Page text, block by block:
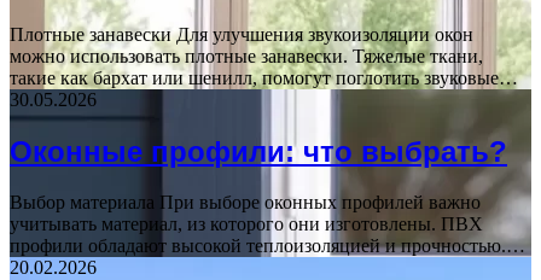
Плотные занавески Для улучшения звукоизоляции окон
можно использовать плотные занавески. Тяжелые ткани,
такие как бархат или шенилл, помогут поглотить звуковые…
30.05.2026
Оконные профили: что выбрать?
Выбор материала При выборе оконных профилей важно
учитывать материал, из которого они изготовлены. ПВХ
профили обладают высокой теплоизоляцией и прочностью.…
20.02.2026